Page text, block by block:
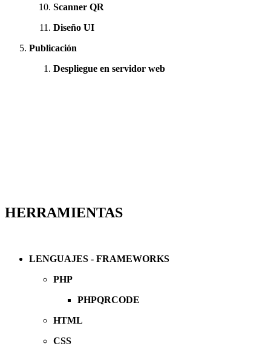
Scanner QR
Diseño UI
Publicación
Despliegue en servidor web
HERRAMIENTAS
LENGUAJES - FRAMEWORKS
PHP
PHPQRCODE
HTML
CSS